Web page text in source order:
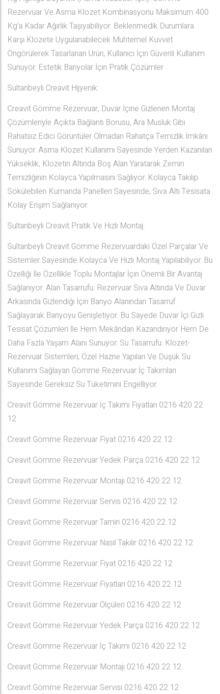
Rezervuar Ve Asma Klozet Kombinasyonu Maksimum 400
Kg’a Kadar Ağırlık Taşıyabiliyor. Beklenmedik Durumlara
Karşı Klozete Uygulanabilecek Muhtemel Kuvvet
Öngörülerek Tasarlanan Ürün, Kullanıcı İçin Güvenli Kullanım
Sunuyor. Estetik Banyolar İçin Pratik Çözümler
Sultanbeyli Creavit Hijyenik:
Creavit Gömme Rezervuar, Duvar İçine Gizlenen Montaj
Çözümleriyle Açıkta Bağlantı Borusu, Ara Musluk Gibi
Rahatsız Edici Görüntüler Olmadan Rahatça Temizlik İmkânı
Sunuyor. Asma Klozet Kullanımı Sayesinde Yerden Kazanılan
Yükseklik, Klozetin Altında Boş Alan Yaratarak Zemin
Temizliğinin Kolayca Yapılmasını Sağlıyor. Kolayca Takılıp
Sökülebilen Kumanda Panelleri Sayesinde, Sıva Altı Tesisata
Kolay Erişim Sağlanıyor.
Sultanbeyli Creavit Pratik Ve Hızlı Montaj:
Sultanbeyli Creavit Gömme Rezervuardaki Özel Parçalar Ve
Sistemler Sayesinde Kolayca Ve Hızlı Montaj Yapılabiliyor. Bu
Özelliği İle Özellikle Toplu Montajlar İçin Önemli Bir Avantaj
Sağlanıyor. Alan Tasarrufu: Rezervuar Sıva Altında Ve Duvar
Arkasında Gizlendiği İçin Banyo Alanından Tasarruf
Sağlayarak Banyoyu Genişletiyor. Bu Sayede Duvar İçi Gizli
Tesisat Çözümleri İle Hem Mekândan Kazandırıyor Hem De
Daha Fazla Yaşam Alanı Sunuyor. Su Tasarrufu: Klozet-
Rezervuar Sistemleri, Özel Hazne Yapıları Ve Düşük Su
Kullanımı Sağlayan Gömme Rezervuar İç Takımları
Sayesinde Gereksiz Su Tüketimini Engelliyor.
Creavit Gömme Rezervuar İç Takımı Fiyatları 0216 420 22
12
Creavit Gömme Rezervuar Fiyat 0216 420 22 12
Creavit Gömme Rezervuar Yedek Parça 0216 420 22 12
Creavit Gömme Rezervuar Montajı 0216 420 22 12
Creavit Gömme Rezervuar Servis 0216 420 22 12
Creavit Gömme Rezervuar Tamiri 0216 420 22 12
Creavit Gömme Rezervuar Nasıl Takılır 0216 420 22 12
Creavit Gömme Rezervuar Fiyat 0216 420 22 12
Creavit Gömme Rezervuar Fiyatları 0216 420 22 12
Creavit Gömme Rezervuar Ölçüleri 0216 420 22 12
Creavit Gömme Rezervuar Yedek Parça 0216 420 22 12
Creavit Gömme Rezervuar İç Takımı 0216 420 22 12
Creavit Gömme Rezervuar Montajı 0216 420 22 12
Creavit Gömme Rezervuar Servisi 0216 420 22 12